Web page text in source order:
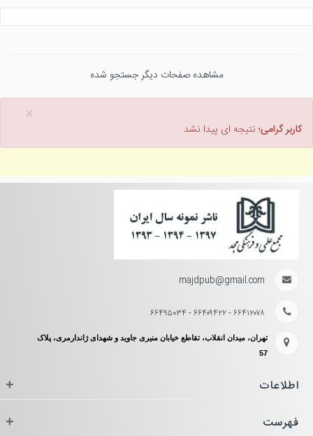
مشاهده صفحات دیگر جستجو شده
×
کاربر گرامی؛ نتیجه ای پیدا نشد
majdpub@gmail.com
۶۶۴۱۲۰۷۸ - ۶۶۴۰۹۴۲۲ - ۶۶۴۹۵۰۳۴
تهران، میدان انقلاب، تقاطع خیابان منیری جاوید و شهدای ژاندارمری، پلاک
57
اطلاعات +
فهرست +